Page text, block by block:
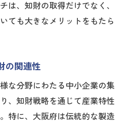
は、知財の取得だけでなく、
ても大きなメリットをもたら
の関連性
な分野にわたる中小企業の集
、知財戦略を通じて産業特性
特に、大阪府は伝統的な製造